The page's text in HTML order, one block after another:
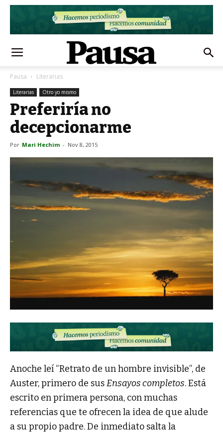
Pausa Literarias
Literarias Otro yo mismo
Preferiría no
decepcionarme
Por Mari Hechim - Nov 8, 2015
Anoche leí “Retrato de un hombre invisible”, de
Auster, primero de susEnsayos completos. Está
escrito en primera persona, con muchas
referencias que te ofrecen la idea de que alude
a su propio padre. De inmediato salta la